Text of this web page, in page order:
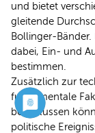
und bietet
gleitende
Bollinger-
dabei, Ein- und
bestimmen.
Zusätzlich zur
fundamentale
beeinflussen
politische